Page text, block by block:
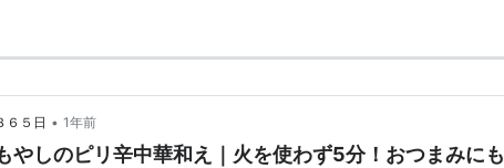
６５日 • 1年前
やしのピリ辛中華和え｜火を使わず5分！おつまみにも